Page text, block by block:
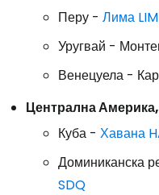
Перу - Лима LIM
Уругвай -
Венецуела -
Централна
Куба - Хавана
Доминиканска
SDQ